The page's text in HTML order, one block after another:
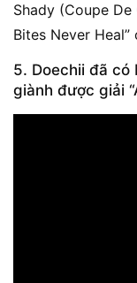
Shady (Coupe De
Bites Never Heal”
5. Doechii đã có
giành được giải